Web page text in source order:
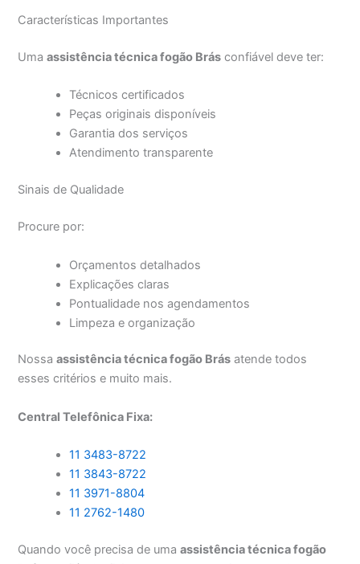
Características Importantes
Umaassistência técnica fogão Brás confiável deve ter:
Técnicos certificados
Peças originais disponíveis
Garantia dos serviços
Atendimento transparente
Sinais de Qualidade
Procure por:
Orçamentos detalhados
Explicações claras
Pontualidade nos agendamentos
Limpeza e organização
Nossaassistência técnica fogão Brás atende todos
esses critérios e muito mais.
Central Telefônica Fixa:
11 3483-8722
11 3843-8722
11 3971-8804
11 2762-1480
Quando você precisa de umaassistência técnica fogão